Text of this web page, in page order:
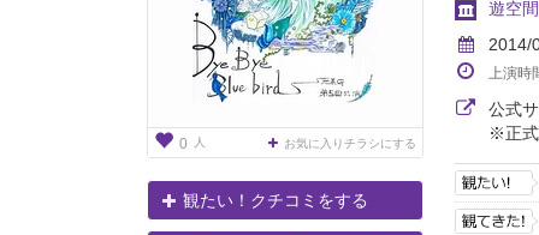
0 人 お気に入りチラシにする
観たい！クチコミをする
遊空
2014/
上演時
公式
※正式